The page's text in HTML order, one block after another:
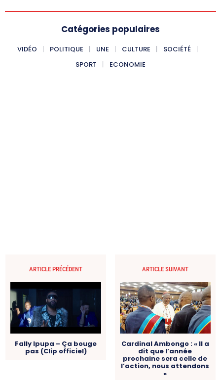
Catégories populaires
VIDÉO POLITIQUE UNE CULTURE
SOCIÉTÉ
SPORT
ECONOMIE
ARTICLE PRÉCÉDENT
Fally Ipupa – Ça bouge
pas (Clip officiel)
ARTICLE SUIVANT
Cardinal Ambongo : « Il a
dit que l’année
prochaine sera celle de
l’action, nous attendons
»